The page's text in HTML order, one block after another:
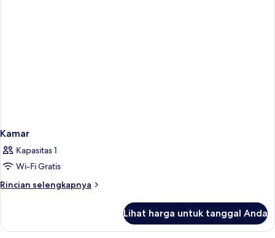
Kamar
Kapasitas 1
Wi-Fi Gratis
Rincian selengkapnya
Rincian
Kamar
Lihat harga untuk tanggal Anda